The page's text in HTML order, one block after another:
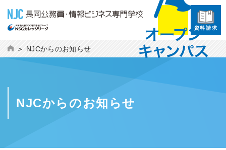
資料請求
NJCからのお知らせ
NJCからのお知らせ